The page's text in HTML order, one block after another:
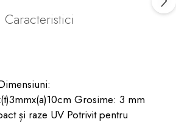
Caracteristici
Grosime: 3 mm
și raze UV Potrivit pentru